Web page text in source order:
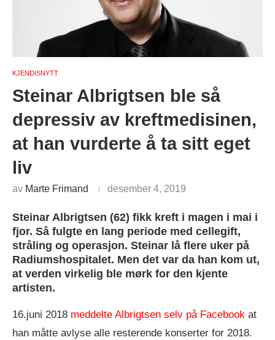
KJENDISNYTT
Steinar Albrigtsen ble så
depressiv av kreftmedisinen,
at han vurderte å ta sitt eget
liv
av Marte Frimand desember 4, 2019
Steinar Albrigtsen (62) fikk kreft i magen i mai i
fjor. Så fulgte en lang periode med cellegift,
stråling og operasjon. Steinar lå flere uker på
Radiumshospitalet. Men det var da han kom ut,
at verden virkelig ble mørk for den kjente
artisten.
16.juni 2018 meddelte Albrigtsen selv på Facebook at
han måtte avlyse alle resterende konserter for 2018.